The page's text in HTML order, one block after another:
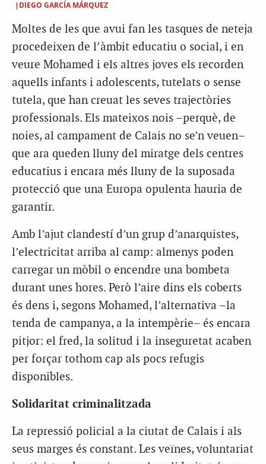
|DIEGO GARCÍA MÁRQUEZ
Moltes de les que avui fan les tasques de neteja
procedeixen de l’àmbit educatiu o social, i en
veure Mohamed i els altres joves els recorden
aquells infants i adolescents, tutelats o sense
tutela, que han creuat les seves trajectòries
professionals. Els mateixos nois –perquè, de
noies, al campament de Calais no se’n veuen–
que ara queden lluny del miratge dels centres
educatius i encara més lluny de la suposada
protecció que una Europa opulenta hauria de
garantir.
Amb l’ajut clandestí d’un grup d’anarquistes,
l’electricitat arriba al camp: almenys poden
carregar un mòbil o encendre una bombeta
durant unes hores. Però l’aire dins els coberts
és dens i, segons Mohamed, l’alternativa –la
tenda de campanya, a la intempèrie– és encara
pitjor: el fred, la solitud i la inseguretat acaben
per forçar tothom cap als pocs refugis
disponibles.
Solidaritat criminalitzada
La repressió policial a la ciutat de Calais i als
seus marges és constant. Les veïnes, voluntariat